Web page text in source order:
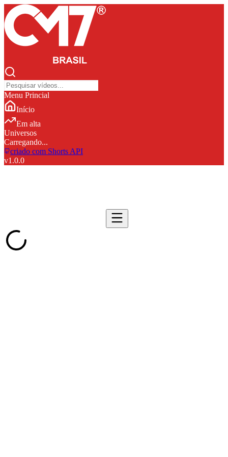
Menu Princial
Início
Em alta
Universos
Carregando...
criado com Shorts API
v1.0.0